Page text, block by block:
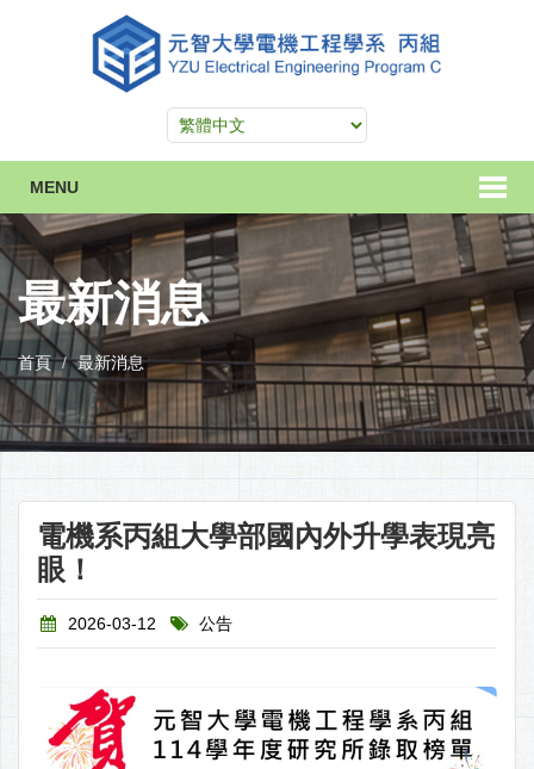
MENU
最新消息
首頁 最新消息
電機系丙組大學部國內外升學表現亮
眼！
2026-03-12 公告